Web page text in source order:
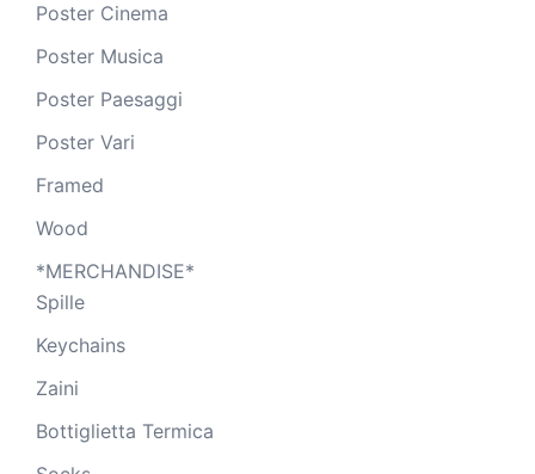
Poster Cinema
Poster Musica
Poster Paesaggi
Poster Vari
Framed
Wood
*MERCHANDISE*
Spille
Keychains
Zaini
Bottiglietta Termica